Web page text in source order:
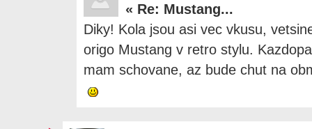
« Re: Mustang...
Diky! Kola jsou asi vec vkusu,
origo Mustang v retro stylu.
mam schovane, az bude chut na